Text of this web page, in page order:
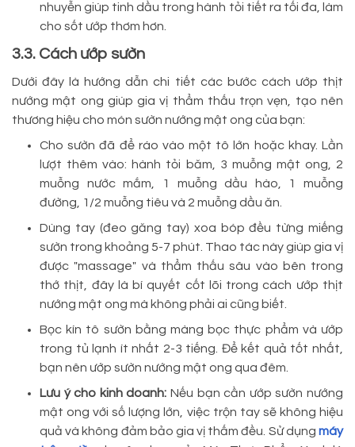
nhuyễn giúp tinh dầu trong hành tỏi tiết ra tối đa, làm
cho sốt ướp thơm hơn.
3.3. Cách ướp sườn
Dưới đây là hướng dẫn chi tiết các bước cách ướp thịt
nướng mật ong giúp gia vị thẩm thấu trọn vẹn, tạo nên
thương hiệu cho món sườn nướng mật ong của bạn:
Cho sườn đã để ráo vào một tô lớn hoặc khay. Lần
lượt thêm vào: hành tỏi băm, 3 muỗng mật ong, 2
muỗng nước mắm, 1 muỗng dầu hào, 1 muỗng
đường, 1/2 muỗng tiêu và 2 muỗng dầu ăn.
Dùng tay (đeo găng tay) xoa bóp đều từng miếng
sườn trong khoảng 5-7 phút. Thao tác này giúp gia vị
được "massage" và thẩm thấu sâu vào bên trong
thớ thịt, đây là bí quyết cốt lõi trong cách ướp thịt
nướng mật ong mà không phải ai cũng biết.
Bọc kín tô sườn bằng màng bọc thực phẩm và ướp
trong tủ lạnh ít nhất 2-3 tiếng. Để kết quả tốt nhất,
bạn nên ướp sườn nướng mật ong qua đêm.
Lưu ý cho kinh doanh: Nếu bạn cần ướp sườn nướng
mật ong với số lượng lớn, việc trộn tay sẽ không hiệu
quả và không đảm bảo gia vị thấm đều. Sử dụng máy